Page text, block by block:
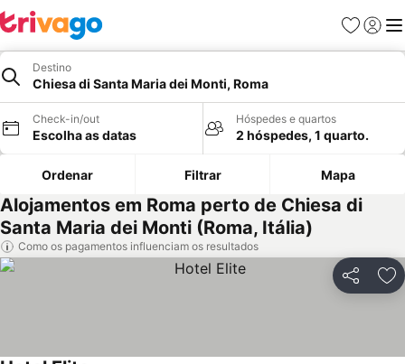
Favoritos
Iniciar
Destino
Chiesa di Santa Maria dei Monti, Roma
Check-in/out
Escolha as datas
Hóspedes e quartos
2 hóspedes, 1 quarto.
Ordenar Filtrar Mapa
Alojamentos em Roma perto de Chiesa di
Santa Maria dei Monti (Roma, Itália)
Como os pagamentos influenciam os resultados
Partilhar